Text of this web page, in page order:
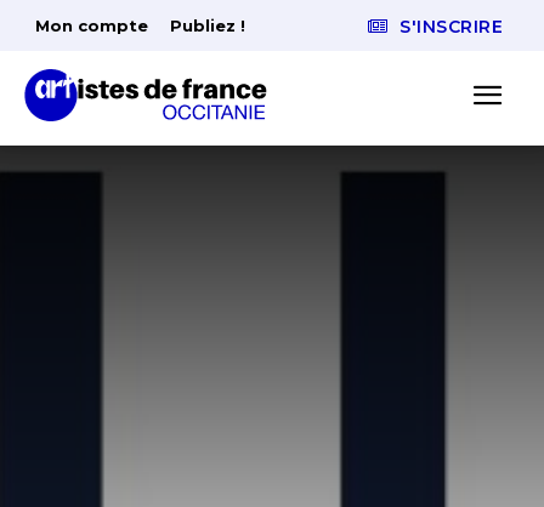
Mon compte Publiez ! S'INSCRIRE